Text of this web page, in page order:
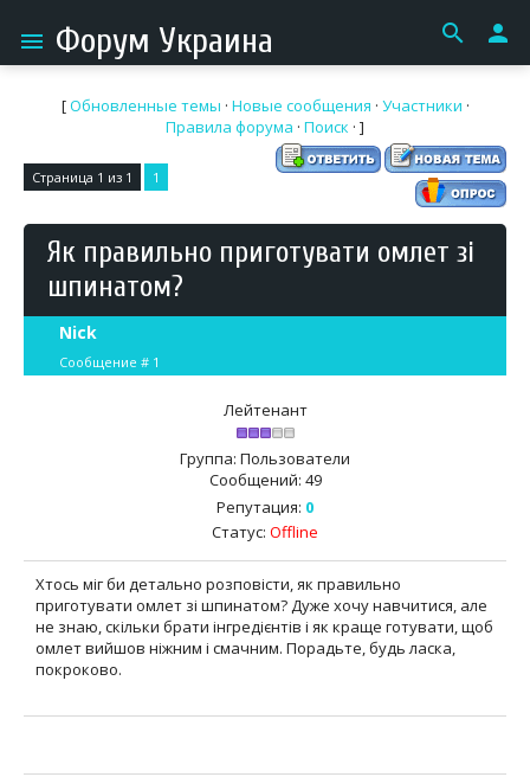
menu Форум Украина search person
[Обновленные темы · Новые сообщения · Участники ·
Правила форума · Поиск · ]
Страница 1 из 1 1
Як правильно приготувати омлет зі
шпинатом?
Nick
Сообщение # 1
Лейтенант
Группа: Пользователи
Сообщений: 49
Репутация: 0
Статус: Offline
Хтось міг би детально розповісти, як правильно
приготувати омлет зі шпинатом? Дуже хочу навчитися, але
не знаю, скільки брати інгредієнтів і як краще готувати, щоб
омлет вийшов ніжним і смачним. Порадьте, будь ласка,
покроково.